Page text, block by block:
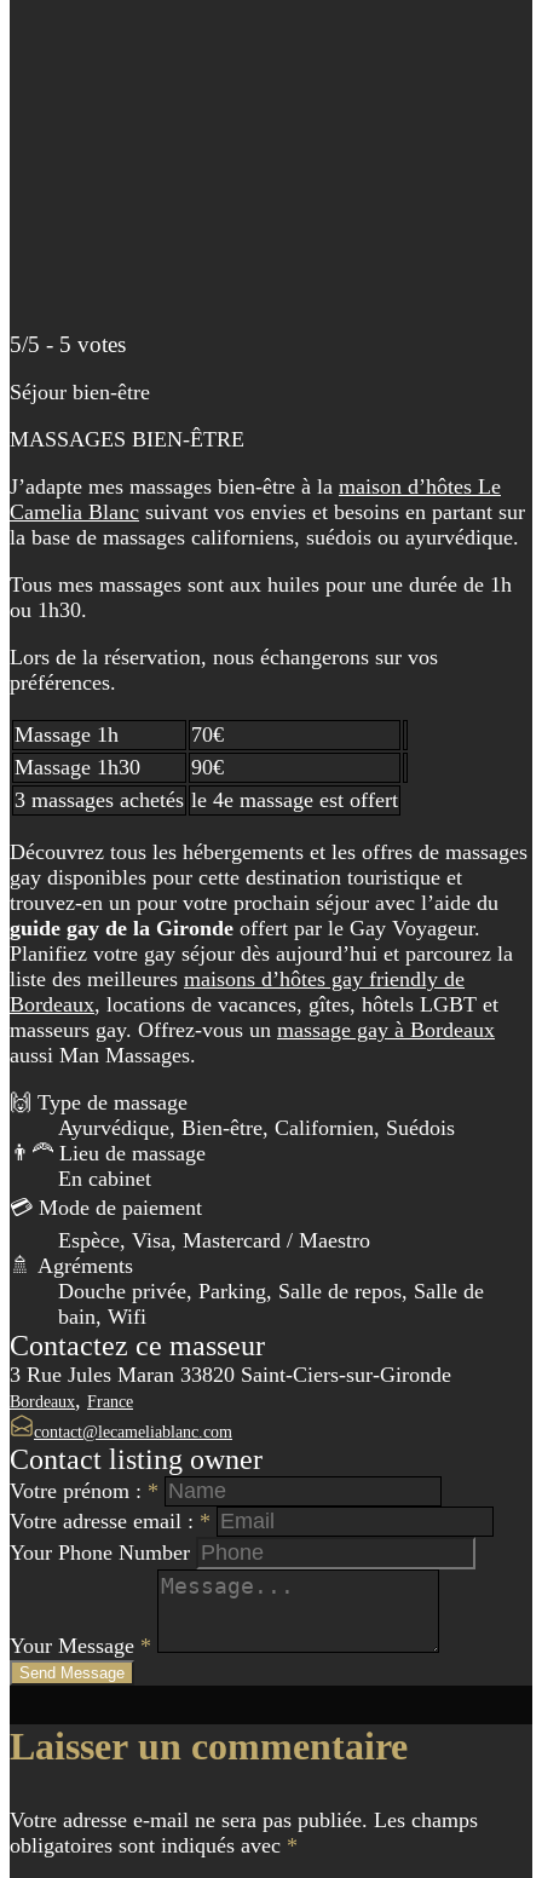
5/5 - 5 votes
Séjour bien-être
MASSAGES BIEN-ÊTRE
J’adapte mes massages bien-être à la maison d’hôtes Le
Camelia Blanc suivant vos envies et besoins en partant sur
la base de massages californiens, suédois ou ayurvédique.
Tous mes massages sont aux huiles pour une durée de 1h
ou 1h30.
Lors de la réservation, nous échangerons sur vos
préférences.
Massage 1h
70€
Massage 1h30
90€
3 massages achetés le 4e massage est offert
Découvrez tous les hébergements et les offres de massages
gay disponibles pour cette destination touristique et
trouvez-en un pour votre prochain séjour avec l’aide du
guide gay de la Gironde offert par le Gay Voyageur.
Planifiez votre gay séjour dès aujourd’hui et parcourez la
liste des meilleures maisons d’hôtes gay friendly de
Bordeaux, locations de vacances, gîtes, hôtels LGBT et
masseurs gay. Offrez-vous un massage gay à Bordeaux
aussi Man Massages.
🙌 Type de massage
Ayurvédique, Bien-être, Californien, Suédois
👨‍🦰 Lieu de massage
En cabinet
💳 Mode de paiement
Espèce, Visa, Mastercard / Maestro
🚿 Agréments
Douche privée, Parking, Salle de repos, Salle de
bain, Wifi
Contactez ce masseur
3 Rue Jules Maran 33820 Saint-Ciers-sur-Gironde
Bordeaux, France
contact@lecameliablanc.com
Contact listing owner
Votre prénom : *
Votre adresse email : *
Your Phone Number
Your Message *
Send Message
de
Laisser un commentaire
Votre adresse e-mail ne sera pas publiée. Les champs
obligatoires sont indiqués avec *